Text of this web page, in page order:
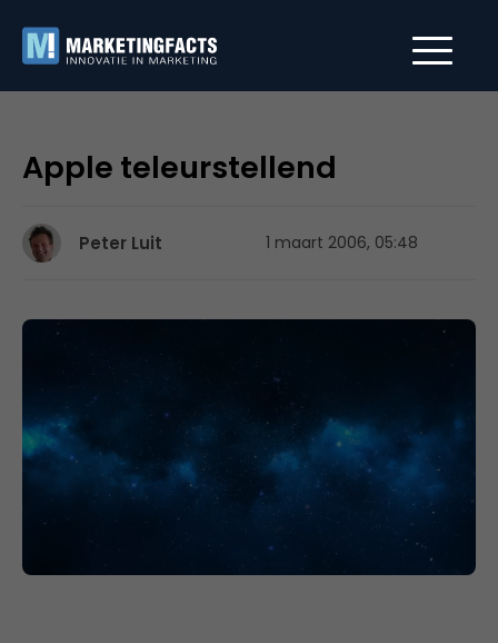
Apple teleurstellend
Peter Luit 1 maart 2006, 05:48